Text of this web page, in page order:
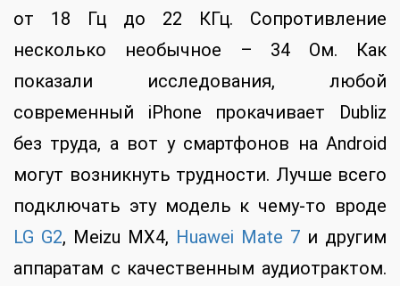
от 18 Гц до 22 КГц. Сопротивление
несколько необычное – 34 Ом. Как
показали исследования, любой
современный iPhone прокачивает Dubliz
без труда, а вот у смартфонов на Android
могут возникнуть трудности. Лучше всего
подключать эту модель к чему-то вроде
LG G2, Meizu MX4, Huawei Mate 7 и другим
аппаратам с качественным аудиотрактом.